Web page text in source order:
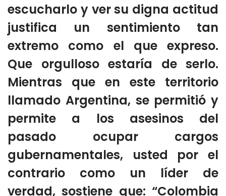
escucharlo y ver su digna actitud
justifica un sentimiento tan
extremo como el que expreso.
Que orgulloso estaría de serlo.
Mientras que en este territorio
llamado Argentina, se permitió y
permite a los asesinos del
pasado ocupar cargos
gubernamentales, usted por el
contrario como un líder de
verdad, sostiene que: “Colombia